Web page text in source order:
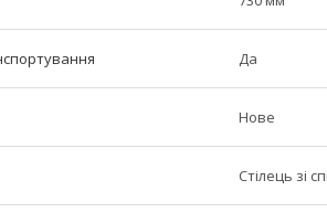
Да
Нове
Стілець зі